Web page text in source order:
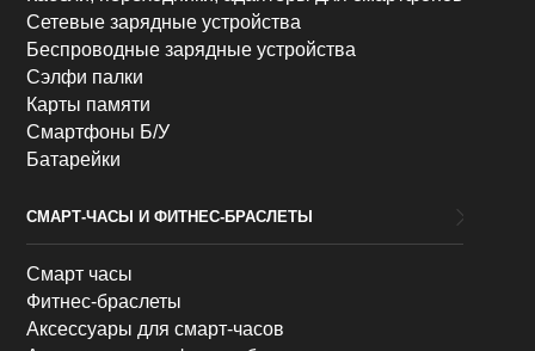
Сетевые зарядные устройства
Беспроводные зарядные устройства
Сэлфи палки
Карты памяти
Смартфоны Б/У
Батарейки
СМАРТ-ЧАСЫ И ФИТНЕС-БРАСЛЕТЫ
Смарт часы
Фитнес-браслеты
Аксессуары для смарт-часов